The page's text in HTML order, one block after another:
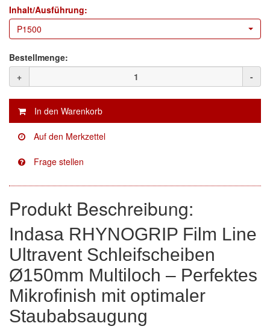
Colad
E-D
(1)
EVERCOAT
(2)
Facdos
(2)
KWASNY
(8)
Mirka
(1)
no-name
(1)
Novol
(3)
Prevost
Inhalt/Ausführung:
P1500
Bestellmenge:
+
-
Produkt Beschreibung:
Indasa RHYNOGRIP Film Line
Ultravent Schleifscheiben
Ø150mm Multiloch – Perfektes
Mikrofinish mit optimaler
Staubabsaugung